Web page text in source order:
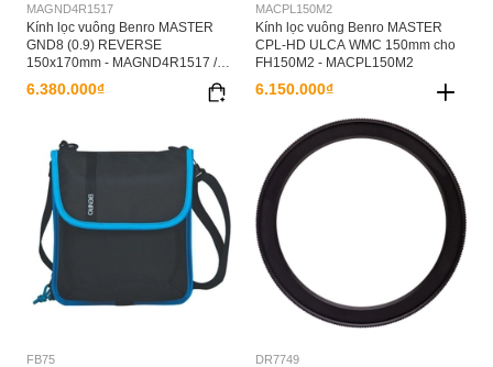
MAGND4R1517
Kính lọc vuông Benro MASTER
GND8 (0.9) REVERSE
150x170mm - MAGND4R1517 /
6.380.000₫
MACPL150M2
Kính lọc vuông Benro MASTER
CPL-HD ULCA WMC 150mm cho
FH150M2 - MACPL150M2
6.150.000₫
FB75 DR7749